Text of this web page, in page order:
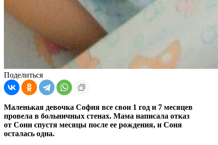
Поделиться
Маленькая девочка София все свои 1 год и 7 месяцев
провела в больничных стенах. Мама написала отказ
от Сони спустя месяцы после ее рождения, и Соня
осталась одна.